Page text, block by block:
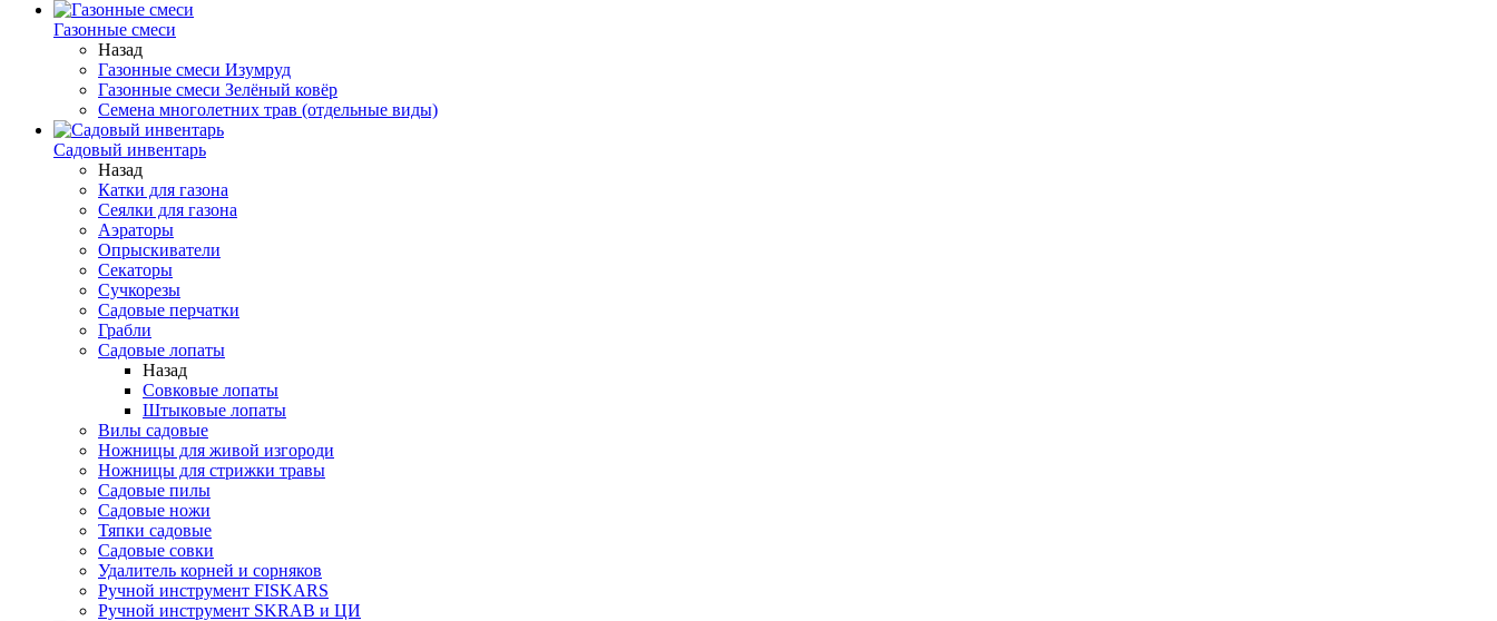
Газонные смеси
Назад
Газонные смеси Изумруд
Газонные смеси Зелёный ковёр
Семена многолетних трав (отдельные виды)
Садовый инвентарь
Назад
Катки для газона
Сеялки для газона
Аэраторы
Опрыскиватели
Секаторы
Сучкорезы
Садовые перчатки
Грабли
Садовые лопаты
Назад
Совковые лопаты
Штыковые лопаты
Вилы садовые
Ножницы для живой изгороди
Ножницы для стрижки травы
Садовые пилы
Садовые ножи
Тяпки садовые
Садовые совки
Удалитель корней и сорняков
Ручной инструмент FISKARS
Ручной инструмент SKRAB и ЦИ